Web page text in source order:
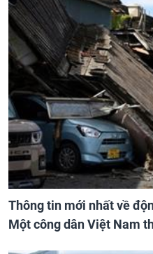
Thông tin mới nhất về
Một công dân Việt Nam